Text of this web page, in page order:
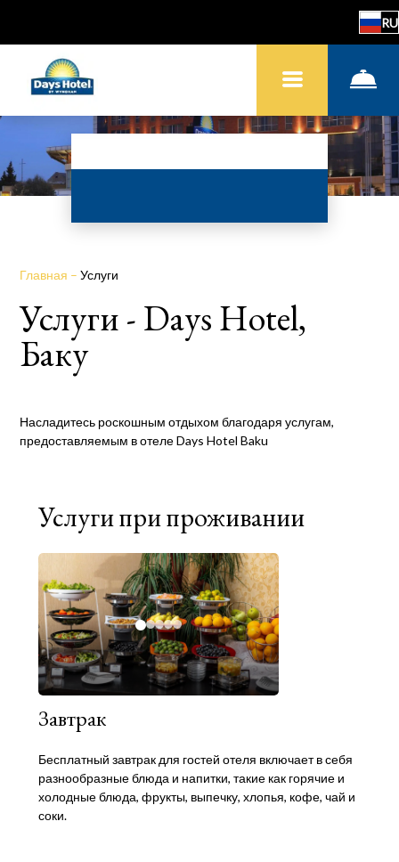
RU
Главная –Услуги
Услуги - Days Hotel,
Баку
Насладитесь роскошным отдыхом благодаря услугам,
предоставляемым в отеле Days Hotel Baku
Услуги при проживании
Завтрак
Бесплатный завтрак для гостей отеля включает в себя
разнообразные блюда и напитки, такие как горячие и
холодные блюда, фрукты, выпечку, хлопья, кофе, чай и
соки.